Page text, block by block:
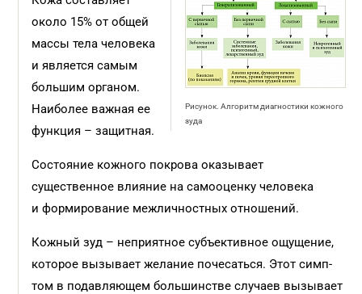
Рисунок. Алгоритм диагностики кожного
зуда
около 15% от общей
массы тела человека
и является самым
большим органом.
Наиболее важная ее
функция – защитная.
Состояние кожного покрова оказывает
существенное влияние на самооценку человека
и формирование межличностных отношений.
Кожный зуд – неприятное субъективное ощущение,
которое вызывает желание почесаться. Этот симп­
том в подавляющем большинстве случаев вызывает